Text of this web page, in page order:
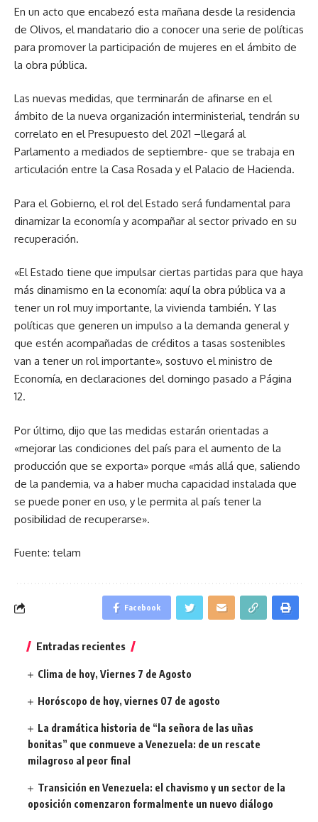
En un acto que encabezó esta mañana desde la residencia
de Olivos, el mandatario dio a conocer una serie de políticas
para promover la participación de mujeres en el ámbito de
la obra pública.
Las nuevas medidas, que terminarán de afinarse en el
ámbito de la nueva organización interministerial, tendrán su
correlato en el Presupuesto del 2021 –llegará al
Parlamento a mediados de septiembre- que se trabaja en
articulación entre la Casa Rosada y el Palacio de Hacienda.
Para el Gobierno, el rol del Estado será fundamental para
dinamizar la economía y acompañar al sector privado en su
recuperación.
«El Estado tiene que impulsar ciertas partidas para que haya
más dinamismo en la economía: aquí la obra pública va a
tener un rol muy importante, la vivienda también. Y las
políticas que generen un impulso a la demanda general y
que estén acompañadas de créditos a tasas sostenibles
van a tener un rol importante», sostuvo el ministro de
Economía, en declaraciones del domingo pasado a Página
12.
Por último, dijo que las medidas estarán orientadas a
«mejorar las condiciones del país para el aumento de la
producción que se exporta» porque «más allá que, saliendo
de la pandemia, va a haber mucha capacidad instalada que
se puede poner en uso, y le permita al país tener la
posibilidad de recuperarse».
Fuente: telam
Facebook
Entradas recientes
Clima de hoy, Viernes 7 de Agosto
Horóscopo de hoy, viernes 07 de agosto
La dramática historia de “la señora de las uñas
bonitas” que conmueve a Venezuela: de un rescate
milagroso al peor final
Transición en Venezuela: el chavismo y un sector de la
oposición comenzaron formalmente un nuevo diálogo